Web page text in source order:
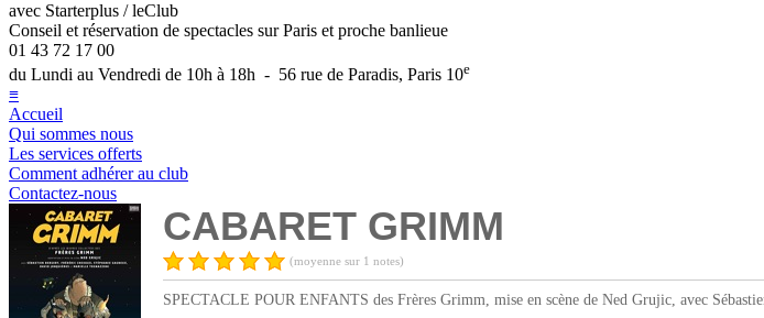
avec Starterplus / leClub
Conseil et réservation de spectacles sur Paris et proche banlieue
01 43 72 17 00
du Lundi au Vendredi de 10h à 18h - 56 rue de Paradis, Paris 10e
≡
Accueil
Qui sommes nous
Les services offerts
Comment adhérer au club
Contactez-nous
CABARET GRIMM
(moyenne sur 1 notes)
SPECTACLE POUR ENFANTS des Frères Grimm, mise en scène de Ned Grujic, avec